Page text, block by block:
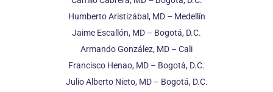
Humberto Aristizábal, MD – Medellín
Jaime Escallón, MD – Bogotá, D.C.
Armando González, MD – Cali
Francisco Henao, MD – Bogotá, D.C.
Julio Alberto Nieto, MD – Bogotá, D.C.